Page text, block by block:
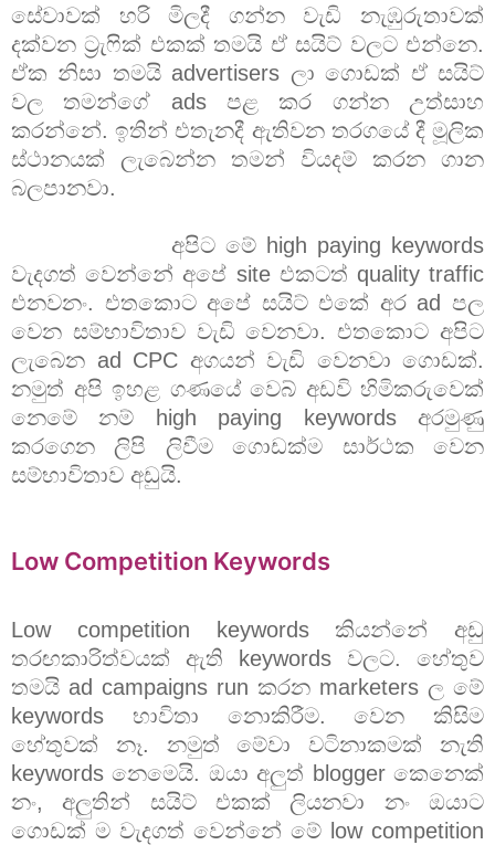
සේවාවක් හරි මිලදී ගන්න වැඩි නැඹුරුතාවක්
දක්වන ට්‍රැෆික් එකක් තමයි ඒ සයිට් වලට එන්නෙ.
ඒක නිසා තමයි advertisers ලා ගොඩක් ඒ සයිට්
වල තමන්ගේ ads පළ කර ගන්න උත්සාහ
කරන්නේ. ඉතින් එතැනදී ඇතිවන තරගයේ දී මූලික
ස්ථානයක් ලැබෙන්න තමන් වියදම් කරන ගාන
බලපානවා.
අපිට මේ high paying keywords
වැදගත් වෙන්නේ අපේ site එකටත් quality traffic
එනවනං. එතකොට අපේ සයිට් එකේ අර ad පල
වෙන සම්භාවිතාව වැඩි වෙනවා. එතකොට අපිට
ලැබෙන ad CPC අගයන් වැඩි වෙනවා ගොඩක්.
නමුත් අපි ඉහළ ගණයේ වෙබ් අඩවි හිමිකරුවෙක්
නෙමේ නම් high paying keywords අරමුණු
කරගෙන ලිපි ලිවීම ගොඩක්ම සාර්ථක වෙන
සම්භාවිතාව අඩුයි.
Low Competition Keywords
Low competition keywords කියන්නේ අඩු
තරඟකාරිත්වයක් ඇති keywords වලට. හේතුව
තමයි ad campaigns run කරන marketers ල මේ
keywords භාවිතා නොකිරීම. වෙන කිසිම
හේතුවක් නෑ. නමුත් මේවා වටිනාකමක් නැති
keywords නෙමෙයි. ඔයා අලුත් blogger කෙනෙක්
නං, අලුතින් සයිට් එකක් ලියනවා නං ඔයාට
ගොඩක් ම වැදගත් වෙන්නේ මේ low competition